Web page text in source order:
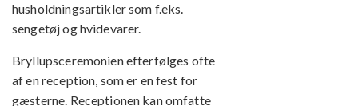
husholdningsartikler som f.eks.
sengetøj og hvidevarer.
Bryllupsceremonien efterfølges ofte
af en reception, som er en fest for
gæsterne. Receptionen kan omfatte